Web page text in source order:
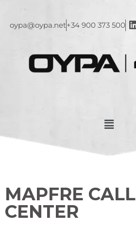
oypa@oypa.net+34 900 373 500
MAPFRE CALL
CENTER